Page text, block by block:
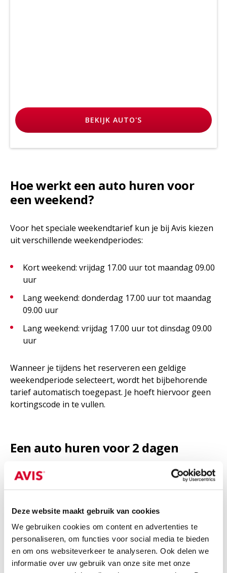
Deze website maakt gebruik van cookies
We gebruiken cookies om content en advertenties te
personaliseren, om functies voor social media te bieden
en om ons websiteverkeer te analyseren. Ook delen we
informatie over uw gebruik van onze site met onze
BEKIJK AUTO'S
Hoe werkt een auto huren voor
een weekend?
Voor het speciale weekendtarief kun je bij Avis kiezen
uit verschillende weekendperiodes:
Kort weekend: vrijdag 17.00 uur tot maandag 09.00
uur
Lang weekend: donderdag 17.00 uur tot maandag
09.00 uur
Lang weekend: vrijdag 17.00 uur tot dinsdag 09.00
uur
Wanneer je tijdens het reserveren een geldige
weekendperiode selecteert, wordt het bijbehorende
tarief automatisch toegepast. Je hoeft hiervoor geen
kortingscode in te vullen.
Een auto huren voor 2 dagen
Heb je niet het hele weekend een auto nodig? Ook
wanneer je een auto voor 2 dagen wilt huren, kun je
selecteren. Zo huur je alleen voor de periode waarin je
daadwerkelijk vervoer nodig hebt.
Heb je slechts één dag vervoer nodig? Bekijk dan de
mogelijkheden om eenauto te huren voor een dag